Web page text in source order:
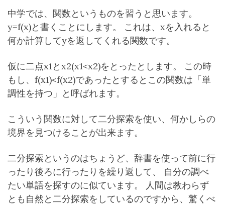
中学では、関数というものを習うと思います。
y=f(x)と書くことにします。 これは、xを入れると
何か計算してyを返してくれる関数です。
仮に二点x1とx2(x1<x2)をとったとします。 この時
もし、f(x1)<f(x2)であったとするとこの関数は「単
調性を持つ」と呼ばれます。
こういう関数に対して二分探索を使い、何かしらの
境界を見つけることが出来ます。
二分探索というのはちょうど、辞書を使って前に行
ったり後ろに行ったりを繰り返して、 自分の調べ
たい単語を探すのに似ています。 人間は教わらず
とも自然と二分探索をしているのですから、驚くべ